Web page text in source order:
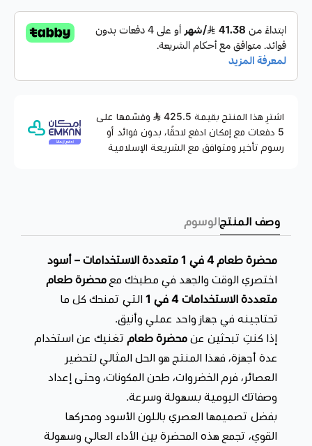
-اسود
التصنيف: ادوات المنزل والمطبخ
القوة الكهربائية:
المحتويات: خلاط 1 لتر + مطحنة + أكواب فرم
اللون:أسود
داخل مطبخك.
محرك قوي 800 واط
أداء عالي للتعامل مع مختلف المكونات بسهولة، سواء كانت
ناعمة أو صلبة.
أمان وثبات أثناء التشغيل
مزودة بقاعدة ثابتة وأقدام مانعة للانزلاق لضمان استخدام
آمن ومستقر.
نظام حماية من الحرارة
تحافظ على كفاءة الجهاز وتمنع ارتفاع الحرارة أثناء الاستخدام
المكثف.
اشترِ هذا المنتج بقيمة 425.5
وقسّمها على
5 دفعات مع إمكان ادفع لاحقًا، بدون فوائد أو
رسوم تأخير ومتوافق مع الشريعة الإسلامية
وصف المنتجالوسوم
محضرة طعام 4 في 1 متعددة الاستخدامات – أسود
اختصري الوقت والجهد في مطبخك مع محضرة طعام
متعددة الاستخدامات 4 في 1
التي تمنحك كل ما
تحتاجينه في جهاز واحد عملي وأنيق.
إذا كنتِ تبحثين عن محضرة طعام تغنيك عن استخدام
عدة أجهزة، فهذا المنتج هو الحل المثالي لتحضير
العصائر، فرم الخضروات، طحن المكونات، وحتى إعداد
وصفاتك اليومية بسهولة وسرعة.
بفضل تصميمها العصري باللون الأسود ومحركها
القوي، تجمع هذه المحضرة بين الأداء العالي وسهولة